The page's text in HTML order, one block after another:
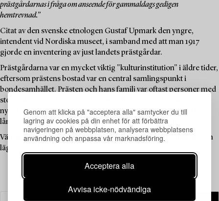
Genom att klicka på "acceptera alla" samtycker du till
lagring av cookies på din enhet för att förbättra
navigeringen på webbplatsen, analysera webbplatsens
användning och anpassa vår marknadsföring.
Acceptera alla
Avvisa icke-nödvändiga
prästgårdarnas i fråga om anseende för gammaldags gedigen
hemtrevnad.”
Citat av den svenske etnologen Gustaf Upmark den yngre,
intendent vid Nordiska museet, i samband med att man 1917
gjorde en inventering av just landets prästgårdar.
Prästgårdarna var en mycket viktig "kulturinstitution" i äldre tider,
eftersom prästens bostad var en central samlingspunkt i
bondesamhället. Prästen och hans familj var oftast personer med
stor läskunnighet som kunde förmedla bildning, kunskap och
nyheter, och prästgården fungerade därför som ett "kulturhus"
långt innan sådana fanns tillgängliga för allmänheten.
Välkommen att utforska de unika föremålen i denna auktion och
lägg ett bud på dina favoriter.